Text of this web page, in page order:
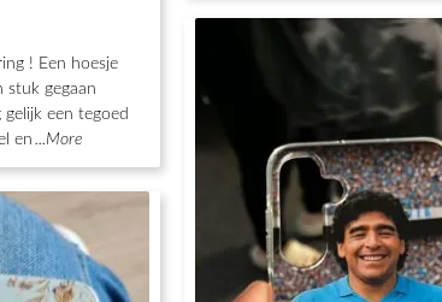
! Een hoesje
stuk gegaan
een tegoed
en ...More